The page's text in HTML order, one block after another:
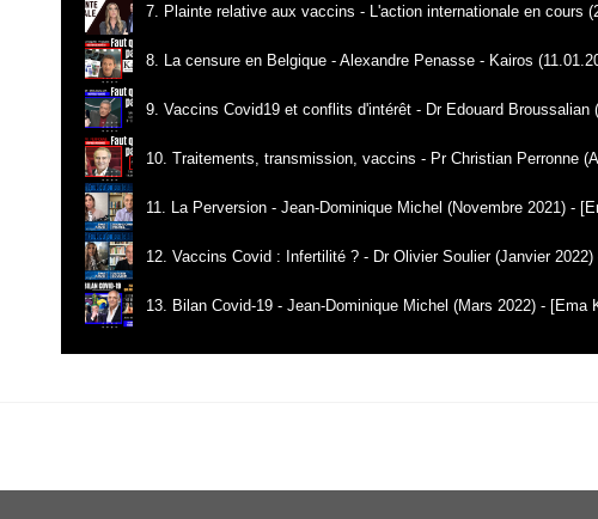
7. Plainte relative aux vaccins - L'action internationale en cours
8. La censure en Belgique - Alexandre Penasse - Kairos
9. Vaccins Covid19 et conflits d'intérêt - Dr Edouard
10. Traitements, transmission, vaccins - Pr Christian Perronne
11. La Perversion - Jean-Dominique Michel (Novembre 2021) -
12. Vaccins Covid : Infertilité ? - Dr Olivier Soulier (Janvier
13. Bilan Covid-19 - Jean-Dominique Michel (Mars 2022) - [Ema